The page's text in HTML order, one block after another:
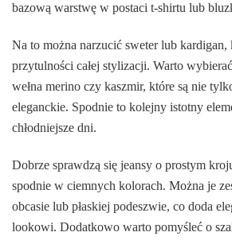
bazową warstwę w postaci t-shirtu lub
Na to można narzucić sweter lub kardigan,
przytulności całej stylizacji. Warto
wełna merino czy kaszmir, które są nie
eleganckie. Spodnie to kolejny istotny
chłodniejsze dni.
Dobrze sprawdzą się jeansy o prostym
spodnie w ciemnych kolorach. Można je
obcasie lub płaskiej podeszwie, co doda
lookowi. Dodatkowo warto pomyśleć o